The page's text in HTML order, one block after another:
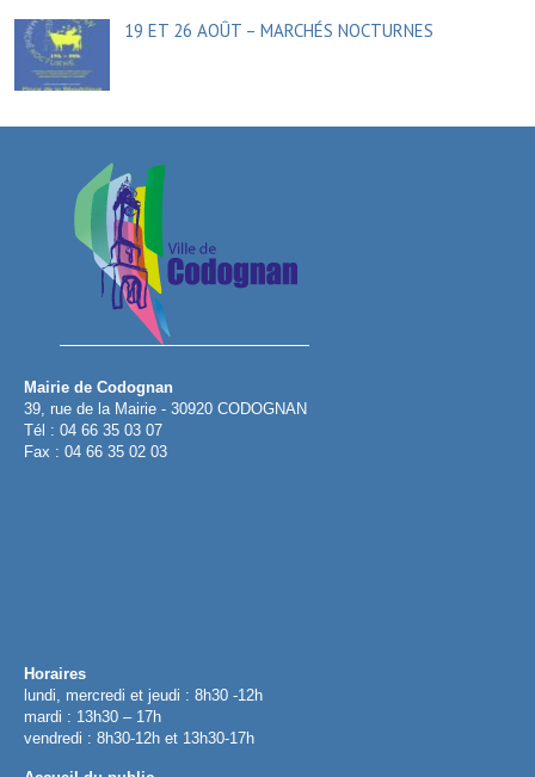
19 ET 26 AOÛT – MARCHÉS NOCTURNES
Mairie de Codognan
39, rue de la Mairie - 30920 CODOGNAN
Tél : 04 66 35 03 07
Fax : 04 66 35 02 03
Horaires
lundi, mercredi et jeudi : 8h30 -12h
mardi : 13h30 – 17h
vendredi : 8h30-12h et 13h30-17h